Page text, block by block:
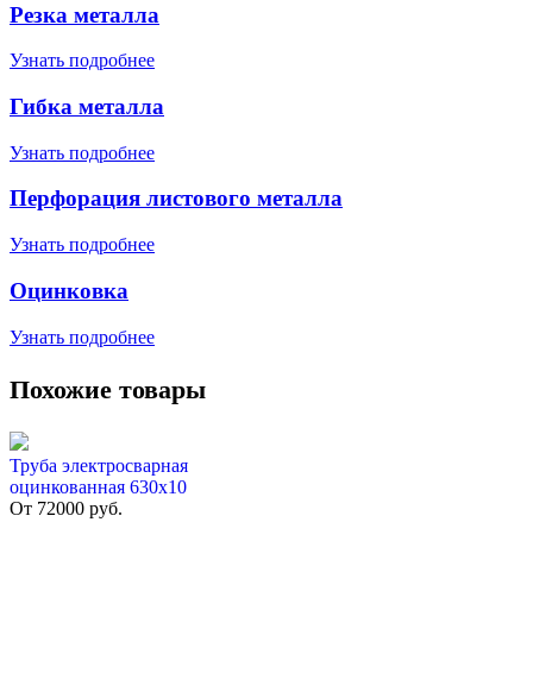
Резка металла
Узнать подробнее
Гибка металла
Узнать подробнее
Перфорация листового металла
Узнать подробнее
Оцинковка
Узнать подробнее
Похожие товары
Труба электросварная
оцинкованная 630х10
От 72000 руб.